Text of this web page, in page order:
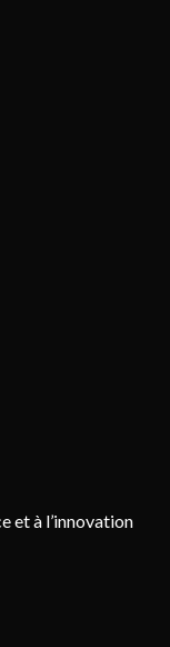
et à l’innovation